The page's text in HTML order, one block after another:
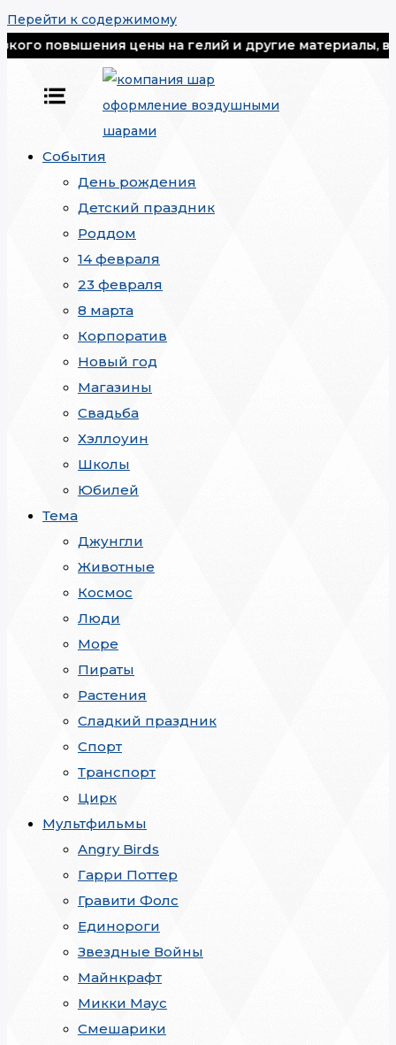
Перейти к содержимому
цены на гелий и другие материалы, все
События
День рождения
Детский праздник
Роддом
14 февраля
23 февраля
8 марта
Корпоратив
Новый год
Магазины
Свадьба
Хэллоуин
Школы
Юбилей
Тема
Джунгли
Животные
Космос
Люди
Море
Пираты
Растения
Сладкий праздник
Спорт
Транспорт
Цирк
Мультфильмы
Angry Birds
Гарри Поттер
Гравити Фолс
Единороги
Звездные Войны
Майнкрафт
Микки Маус
Смешарики